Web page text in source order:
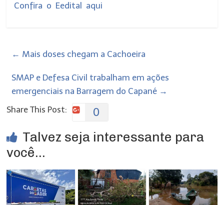
Confira o Eedital aqui
← Mais doses chegam a Cachoeira
SMAP e Defesa Civil trabalham em ações
emergenciais na Barragem do Capané →
Share This Post:
0
Talvez seja interessante para
você...